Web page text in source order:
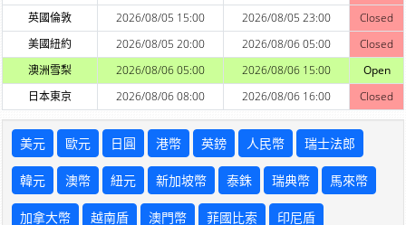
英國倫敦
2026/08/05 15:00 2026/08/05 23:00
Closed
美國紐約
2026/08/05 20:00 2026/08/06 05:00
Closed
澳洲雪梨
2026/08/06 05:00 2026/08/06 15:00
Open
日本東京
2026/08/06 08:00 2026/08/06 16:00 Closed
美元 歐元 日圓 港幣 英鎊 人民幣 瑞士法郎
韓元 澳幣 紐元 新加坡幣 泰銖 瑞典幣 馬來幣
加拿大幣 越南盾 澳門幣 菲國比索 印尼盾